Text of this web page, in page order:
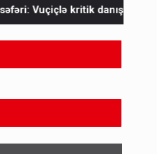
Mask Ukraynaya bunu